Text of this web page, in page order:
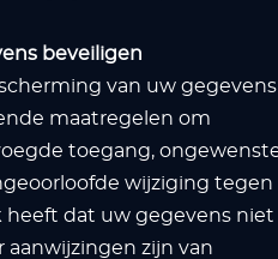
beveiligen
van uw gegevens
maatregelen om
toegang,
wijziging tegen
heeft dat uw gegevens niet
aanwijzingen zijn van